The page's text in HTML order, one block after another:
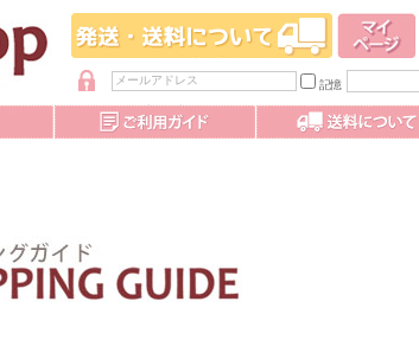
記憶
パスワードを忘れた方